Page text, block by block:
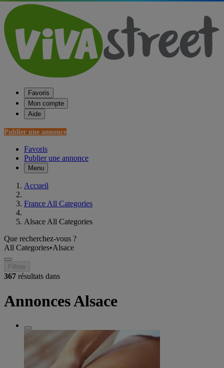
Favoris
Mon compte
Aide
Publier une annonce
Favoris
Publier une annonce
Menu
Accueil
France All Categories
Alsace All Categories
Que recherchez-vous ?
All Categories•Alsace
Filtres
367 résultats dans
Annonces Alsace